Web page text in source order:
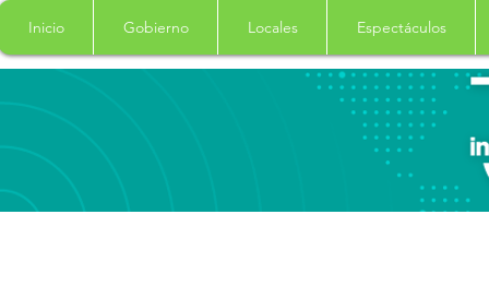
Inicio Gobierno Locales Espectáculos